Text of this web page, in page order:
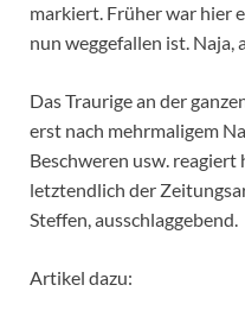
markiert. Früher war hier
nun weggefallen ist. Naja,
Das Traurige an der
erst nach mehrmaligem
Beschweren usw.
letztendlich der
Steffen, ausschlaggebend.
Artikel dazu: